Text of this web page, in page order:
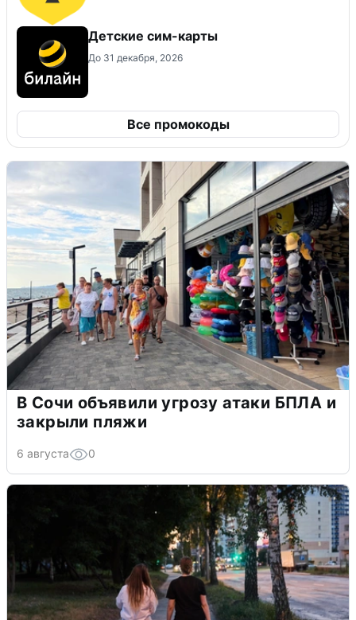
Детские сим-карты
До 31 декабря, 2026
Все промокоды
В Сочи объявили угрозу атаки БПЛА и
закрыли пляжи
6 августа 0